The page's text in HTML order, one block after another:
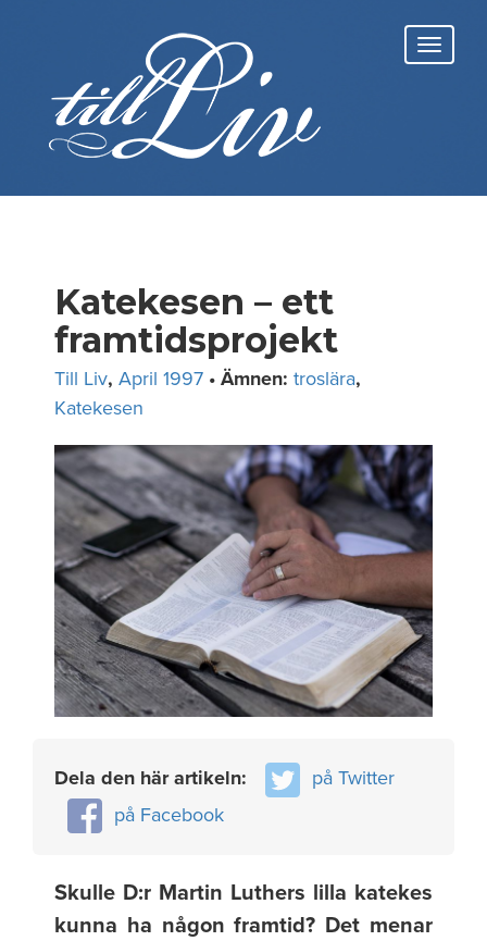
Katekesen – ett
framtidsprojekt
Till Liv, April 1997 • Ämnen: troslära,
Katekesen
Dela den här artikeln:
på Twitter
på Facebook
Skulle D:r Martin Luthers lilla katekes
kunna ha någon framtid? Det menar